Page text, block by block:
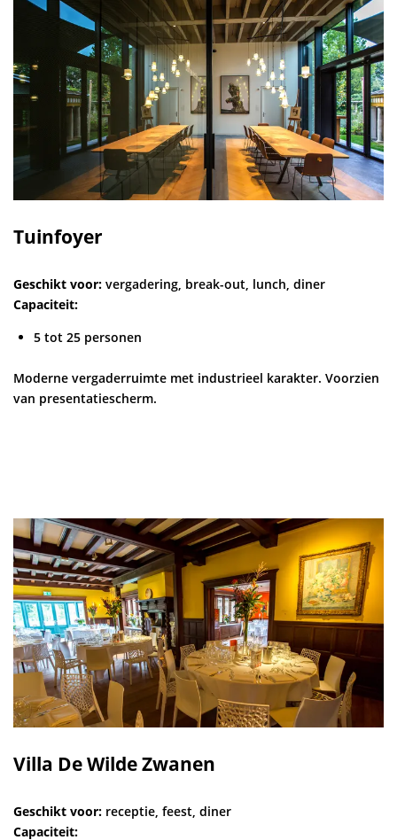
Tuinfoyer
Geschikt voor: vergadering, break-out, lunch, diner
Capaciteit:
5 tot 25 personen
Moderne vergaderruimte met industrieel karakter. Voorzien
van presentatiescherm.
Villa De Wilde Zwanen
Geschikt voor: receptie, feest, diner
Capaciteit: